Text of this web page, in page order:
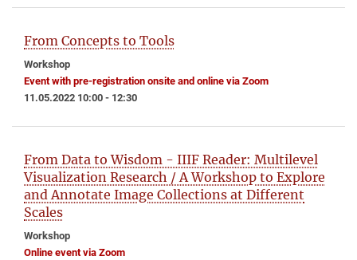
From Concepts to Tools
Workshop
Event with pre-registration onsite and online via Zoom
11.05.2022 10:00 - 12:30
From Data to Wisdom - IIIF Reader: Multilevel
Visualization Research / A Workshop to Explore
and Annotate Image Collections at Different
Scales
Workshop
Online event via Zoom